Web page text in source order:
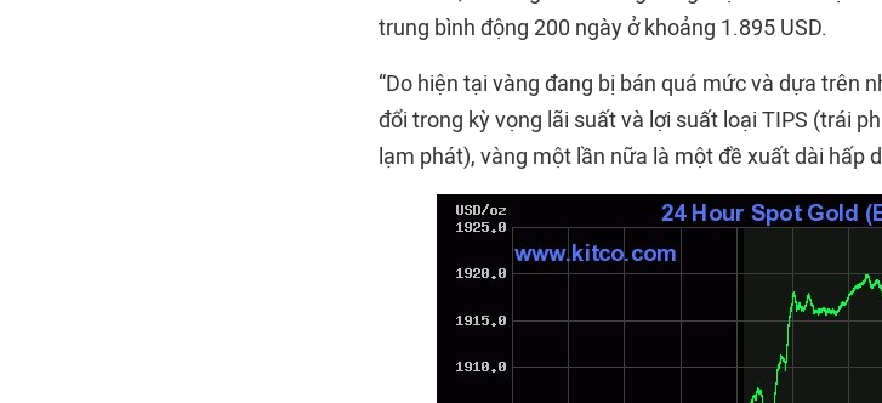
trung bình động 200 ngày ở khoảng 1.895 USD.
“Do hiện tại vàng đang bị bán quá mức và dựa trên
đổi trong kỳ vọng lãi suất và lợi suất loại TIPS (trái
lạm phát), vàng một lần nữa là một đề xuất dài hấp